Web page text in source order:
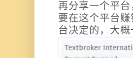
再分享一个平台
要在这个平台
台决定的， 大